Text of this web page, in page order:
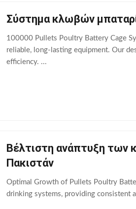
Σύστημα κλωβών
100000 Pullets Poultry Battery Cage
reliable, long-lasting equipment. Our
efficiency. ...
Βέλτιστη ανάπτυξη των
Πακιστάν
Optimal Growth of Pullets Poultry
drinking systems, providing consistent